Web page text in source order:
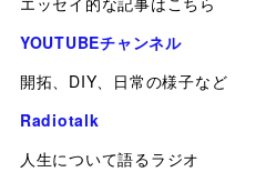
YOUTUBEチャンネル
開拓、DIY、日常の様子など
Radiotalk
人生について語るラジオ